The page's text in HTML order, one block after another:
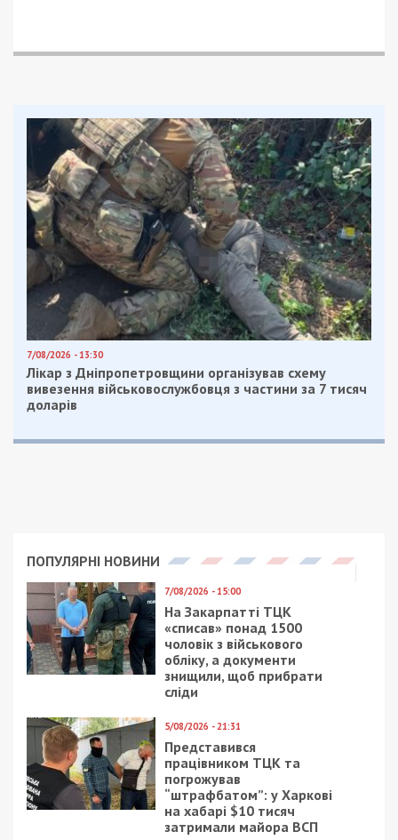
7/08/2026 - 13:30
Лікар з Дніпропетровщини організував схему
вивезення військовослужбовця з частини за 7 тисяч
доларів
ПОПУЛЯРНІ НОВИНИ
7/08/2026 - 15:00
На Закарпатті ТЦК
«списав» понад 1500
чоловік з військового
обліку, а документи
знищили, щоб прибрати
сліди
5/08/2026 - 21:31
Представився
працівником ТЦК та
погрожував
“штрафбатом”: у Харкові
на хабарі $10 тисяч
затримали майора ВСП